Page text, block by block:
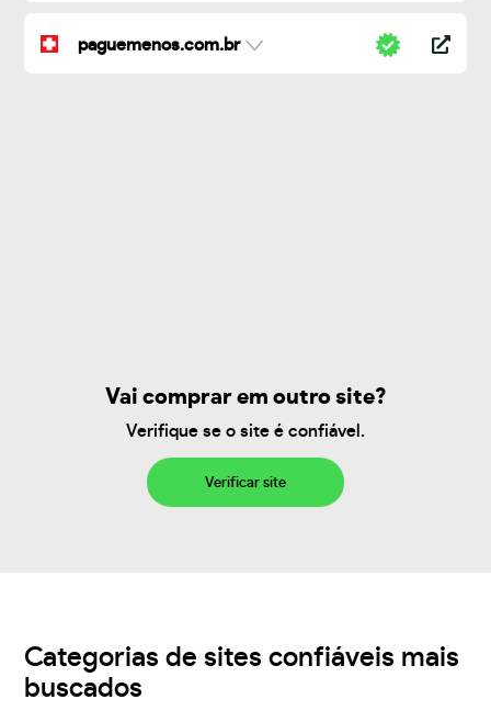
paguemenos.com.br
Vai comprar em outro site?
Verifique se o site é confiável.
Verificar site
Categorias de sites confiáveis mais
buscados